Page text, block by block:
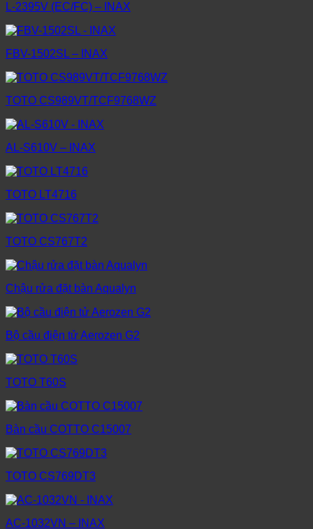
L-2395V (EC/FC) – INAX
FBV-1502SL – INAX
TOTO CS989VT/TCF9768WZ
AL-S610V – INAX
TOTO LT4716
TOTO CS767T2
Chậu rửa đặt bàn Aqualyn
Bộ cầu điện tử Aerozen G2
TOTO T60S
Bàn cầu COTTO C15007
TOTO CS769DT3
AC-1032VN – INAX